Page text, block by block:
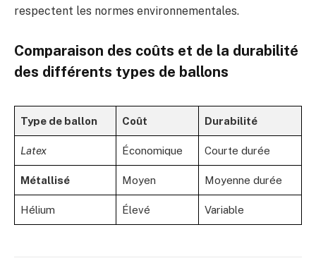
respectent les normes environnementales.
Comparaison des coûts et de la durabilité
des différents types de ballons
Type de ballon Coût Durabilité
Latex Économique Courte durée
Métallisé Moyen Moyenne durée
Hélium Élevé Variable